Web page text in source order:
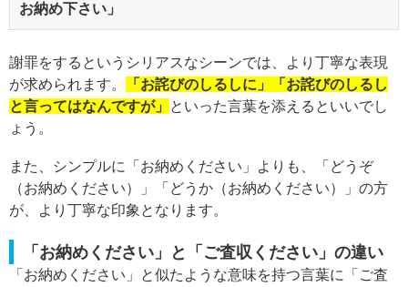
お納め下さい」
謝罪をするというシリアスなシーンでは、より丁寧な表現
が求められます。
「お詫びのしるしに」「お詫びのしるし
と言ってはなんですが」
といった言葉を添えるといいでし
ょう。
また、シンプルに「お納めください」よりも、「どうぞ
（お納めください）」「どうか（お納めください）」の方
が、より丁寧な印象となります。
「お納めください」と「ご査収ください」の違い
「お納めください」と似たような意味を持つ言葉に「ご査